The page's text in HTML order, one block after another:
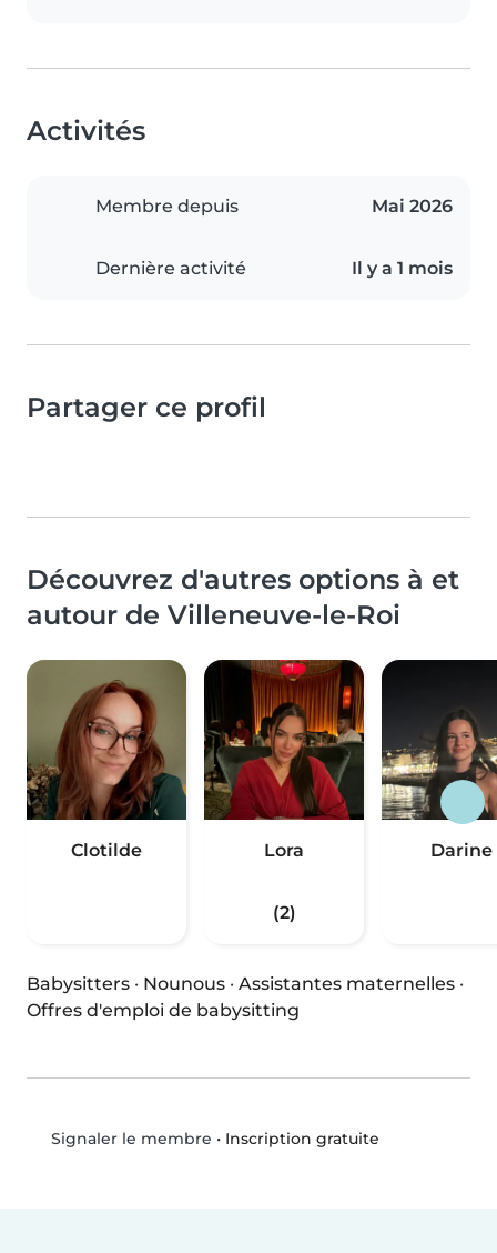
Activités
Membre depuis Mai 2026
Dernière activité Il y a 1 mois
Partager ce profil
Découvrez d'autres options à et
autour de Villeneuve-le-Roi
Clotilde Lora
(2)
Darine
Babysitters · Nounous · Assistantes maternelles ·
Offres d'emploi de babysitting
Signaler le membre • Inscription gratuite